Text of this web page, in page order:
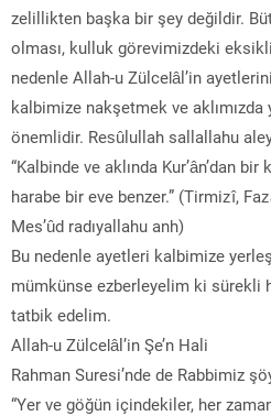
zelillikten başka bir şey değildir.
olması, kulluk görevimizdeki
nedenle Allah-u Zülcelâl’in
kalbimize nakşetmek ve
önemlidir. Resûlullah sallallahu
“Kalbinde ve aklında Kur’ân’dan
harabe bir eve benzer.” (Tirmizî,
Mes’ûd radıyallahu anh)
Bu nedenle ayetleri kalbimize
mümkünse ezberleyelim ki sürekli
tatbik edelim.
Allah-u Zülcelâl’in Şe’n Hali
Rahman Suresi’nde de Rabbimiz
“Yer ve göğün içindekiler, her